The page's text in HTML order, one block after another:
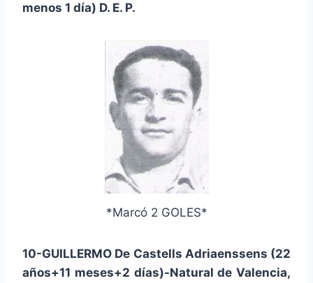
menos 1 día) D. E. P.
*Marcó 2 GOLES*
10-GUILLERMO De Castells Adriaenssens (22
años+11 meses+2 días)-Natural de Valencia,